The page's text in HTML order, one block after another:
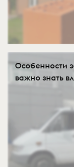
Особенности
важно знать